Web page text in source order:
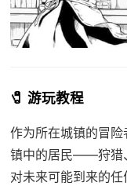
🧷 游玩教程
作为所在城镇的冒
镇中的居民——狩猎
对未来可能到来的任